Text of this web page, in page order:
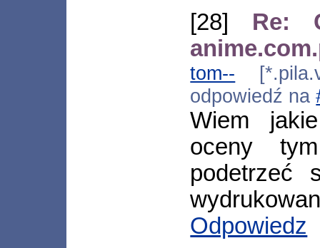
[28] Re:
tom--
odpowiedź na
Wiem
oceny
podetrzeć
Odpowiedz